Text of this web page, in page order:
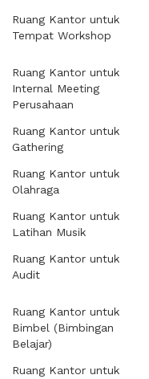
Ruang Kantor untuk
Tempat Workshop
Ruang Kantor untuk
Internal Meeting
Perusahaan
Ruang Kantor untuk
Gathering
Ruang Kantor untuk
Olahraga
Ruang Kantor untuk
Latihan Musik
Ruang Kantor untuk
Audit
Ruang Kantor untuk
Bimbel (Bimbingan
Belajar)
Ruang Kantor untuk